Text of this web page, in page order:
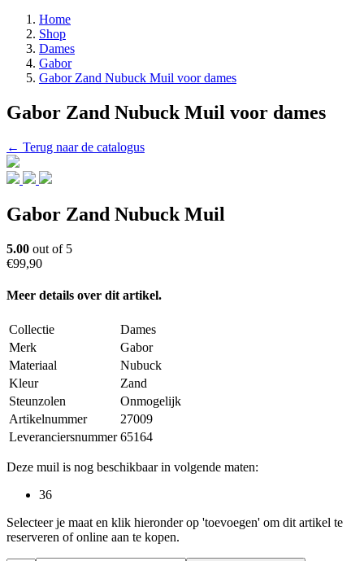
Home
Shop
Dames
Gabor
Gabor Zand Nubuck Muil voor dames
Gabor Zand Nubuck Muil voor dames
← Terug naar de catalogus
Gabor Zand Nubuck Muil
5.00 out of 5
€99,90
Meer details over dit artikel.
Collectie
Dames
Merk
Gabor
Materiaal
Nubuck
Kleur
Zand
Steunzolen
Onmogelijk
Artikelnummer
27009
Leveranciersnummer 65164
Deze muil is nog beschikbaar in volgende maten:
36
Selecteer je maat en klik hieronder op 'toevoegen' om dit artikel te
reserveren of online aan te kopen.